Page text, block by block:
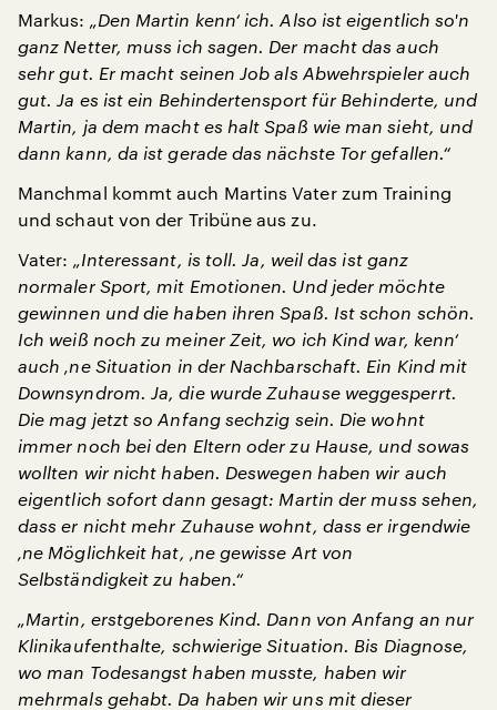
Markus: „Den Martin kenn‘ ich. Also ist eigentlich so'n
ganz Netter, muss ich sagen. Der macht das auch
sehr gut. Er macht seinen Job als Abwehrspieler auch
gut. Ja es ist ein Behindertensport für Behinderte, und
Martin, ja dem macht es halt Spaß wie man sieht, und
dann kann, da ist gerade das nächste Tor gefallen.“
Manchmal kommt auch Martins Vater zum Training
und schaut von der Tribüne aus zu.
Vater: „Interessant, is toll. Ja, weil das ist ganz
normaler Sport, mit Emotionen. Und jeder möchte
gewinnen und die haben ihren Spaß. Ist schon schön.
Ich weiß noch zu meiner Zeit, wo ich Kind war, kenn‘
auch ‚ne Situation in der Nachbarschaft. Ein Kind mit
Downsyndrom. Ja, die wurde Zuhause weggesperrt.
Die mag jetzt so Anfang sechzig sein. Die wohnt
immer noch bei den Eltern oder zu Hause, und sowas
wollten wir nicht haben. Deswegen haben wir auch
eigentlich sofort dann gesagt: Martin der muss sehen,
dass er nicht mehr Zuhause wohnt, dass er irgendwie
‚ne Möglichkeit hat, ‚ne gewisse Art von
Selbständigkeit zu haben.“
„Martin, erstgeborenes Kind. Dann von Anfang an nur
Klinikaufenthalte, schwierige Situation. Bis Diagnose,
wo man Todesangst haben musste, haben wir
mehrmals gehabt. Da haben wir uns mit dieser